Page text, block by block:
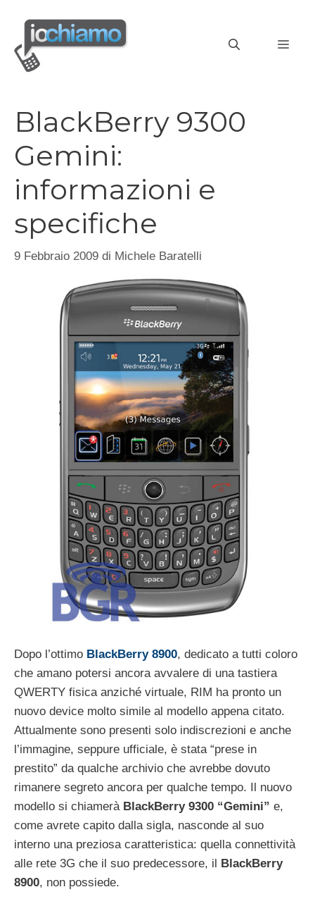
contenuto
BlackBerry 9300
Gemini:
informazioni e
specifiche
9 Febbraio 2009 di Michele Baratelli
Dopo l’ottimo BlackBerry 8900, dedicato a tutti coloro
che amano potersi ancora avvalere di una tastiera
QWERTY fisica anziché virtuale, RIM ha pronto un
nuovo device molto simile al modello appena citato.
Attualmente sono presenti solo indiscrezioni e anche
l’immagine, seppure ufficiale, è stata “prese in
prestito” da qualche archivio che avrebbe dovuto
rimanere segreto ancora per qualche tempo. Il nuovo
modello si chiamerà BlackBerry 9300 “Gemini” e,
come avrete capito dalla sigla, nasconde al suo
interno una preziosa caratteristica: quella connettività
alle rete 3G che il suo predecessore, il
BlackBerry
8900, non possiede.